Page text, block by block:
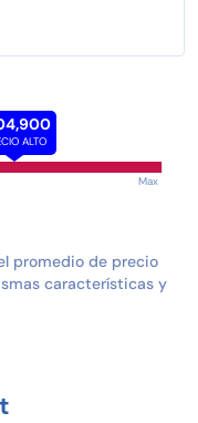
ALTO
Max
promedio de precio
características y